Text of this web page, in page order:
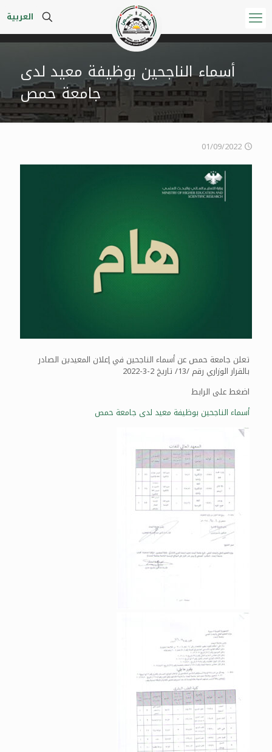
العربية
أسماء الناجحين بوظيفة معيد لدى
جامعة حمص
01/09/2022
تعلن جامعة حمص عن أسماء الناجحين في إعلان المعيدين الصادر
بالقرار الوزاري رقم /13/ تاريخ 2-3-2022
اضغط على الرابط
أسماء الناجحين بوظيفة معيد لدى جامعة حمص